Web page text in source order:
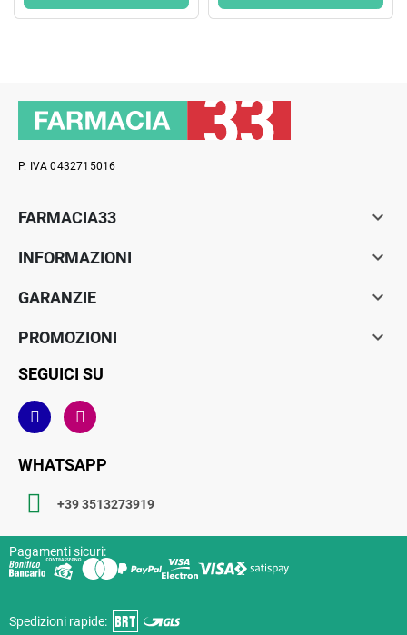
P. IVA 0432715016
FARMACIA33 
INFORMAZIONI 
GARANZIE 
PROMOZIONI 
SEGUICI SU
WHATSAPP
+39 3513273919
Pagamenti sicuri:
Spedizioni rapide: